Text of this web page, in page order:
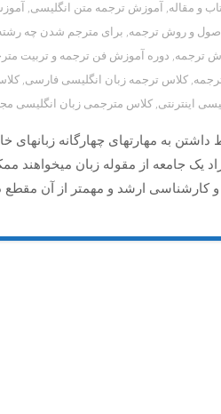
و مقاله, آموزش ترجمه متن انگلیسی,
اصول و روش ترجمه, برای مترجم شدن چه رشته
ترجمه, دوره آموزش فن ترجمه و تربیت
, کلاس ترجمه زبان انگلیسی فارسی,
اینترنتی, کلاس مترجمی زبان انگلیسی
داشتن به مهارتهای چهارگانه
یک جامعه از مقوله زبان
کارشناسی ارشد و مهمتر از آن مقطع